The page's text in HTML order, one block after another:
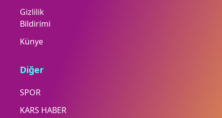
Gizlilik
Bildirimi
Künye
Diğer
SPOR
KARS HABER